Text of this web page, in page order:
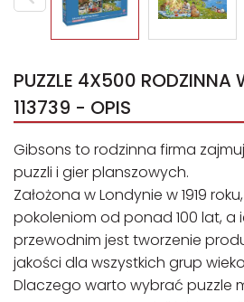
PUZZLE 4X500 RODZINNA
113739 - OPIS
Gibsons to rodzinna firma
puzzli i gier planszowych.
Założona w Londynie w 1919
pokoleniom od ponad 100 lat, a
przewodnim jest tworzenie
jakości dla wszystkich grup
Dlaczego warto wybrać puzzle